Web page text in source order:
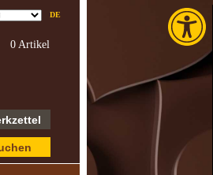
DE
0 Artikel